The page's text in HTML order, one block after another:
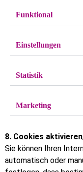
Funktional
Einstellungen
Statistik
Marketing
8. Cookies
Sie können Ihren
automatisch oder